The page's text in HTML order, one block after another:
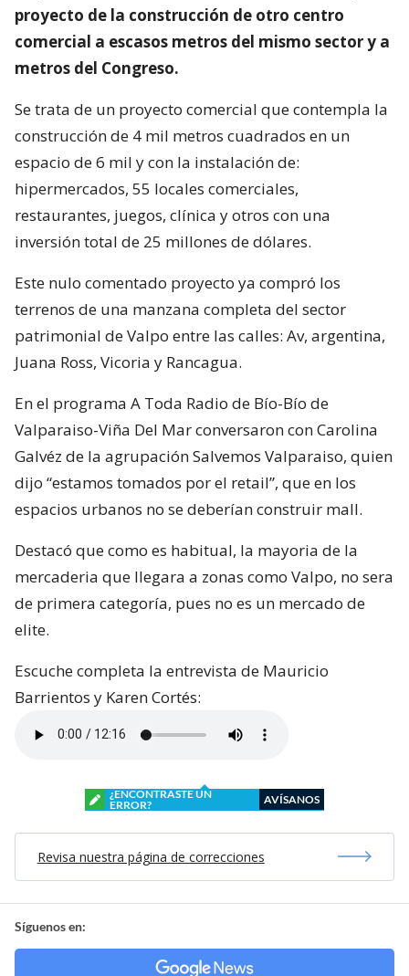
proyecto de la construcción de otro centro
comercial a escasos metros del mismo sector y a
metros del Congreso.
Se trata de un proyecto comercial que contempla la
construcción de 4 mil metros cuadrados en un
espacio de 6 mil y con la instalación de:
hipermercados, 55 locales comerciales,
restaurantes, juegos, clínica y otros con una
inversión total de 25 millones de dólares.
Este nulo comentado proyecto ya compró los
terrenos de una manzana completa del sector
patrimonial de Valpo entre las calles: Av, argentina,
Juana Ross, Vicoria y Rancagua.
En el programa A Toda Radio de Bío-Bío de
Valparaiso-Viña Del Mar conversaron con Carolina
Galvéz de la agrupación Salvemos Valparaiso, quien
dijo “estamos tomados por el retail”, que en los
espacios urbanos no se deberían construir mall.
Destacó que como es habitual, la mayoria de la
mercaderia que llegara a zonas como Valpo, no sera
de primera categoría, pues no es un mercado de
elite.
Escuche completa la entrevista de Mauricio
Barrientos y Karen Cortés:
¿ENCONTRASTE UN
ERROR?
AVÍSANOS
Revisa nuestra página de correcciones
Síguenos en: